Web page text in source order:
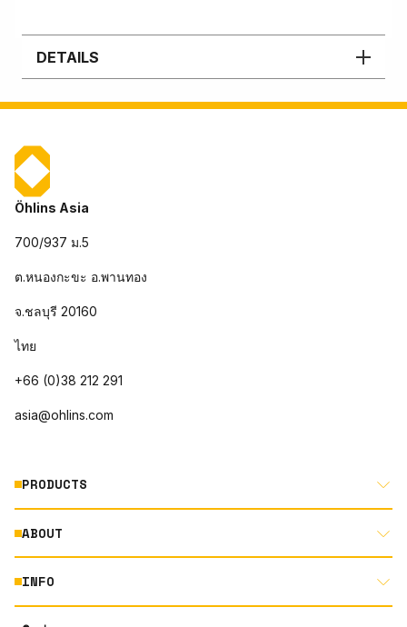
DETAILS
Öhlins Asia
700/937 ม.5
ต.หนองกะขะ อ.พานทอง
จ.ชลบุรี 20160
ไทย
+66 (0)38 212 291
asia@ohlins.com
PRODUCTS
MOTORCYCLE
AUTOMOTIVE
ABOUT
ABOUT US
INFO